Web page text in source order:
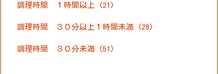
調理時間 １時間以上 (21)
調理時間 ３０分以上１時間未満 (28)
調理時間 ３０分未満 (51)